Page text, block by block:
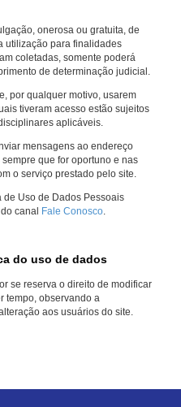
onerosa ou gratuita, de
utilização para finalidades
coletadas, somente poderá
de determinação judicial.
por qualquer motivo, usarem
tiveram acesso estão sujeitos
aplicáveis.
mensagens ao endereço
que for oportuno e nas
o serviço prestado pelo site.
de Uso de Dados Pessoais
canal Fale Conosco.
do uso de dados
se reserva o direito de modificar
tempo, observando a
aos usuários do site.